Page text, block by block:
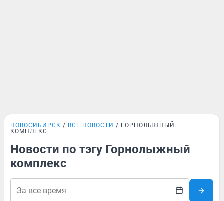
НОВОСИБИРСК ВСЕ НОВОСТИ
ГОРНОЛЫЖНЫЙ
КОМПЛЕКС
Новости по тэгу Горнолыжный
комплекс